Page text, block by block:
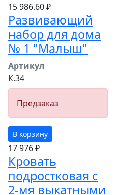
15 986.60 ₽
Развивающий
набор для дома
№ 1 "Малыш"
Артикул
К.34
Предзаказ
В корзину
17 976 ₽
Кровать
подростковая с
2-мя выкатными